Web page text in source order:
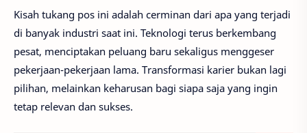
Kisah tukang pos ini adalah cerminan dari apa yang terjadi
di banyak industri saat ini. Teknologi terus berkembang
pesat, menciptakan peluang baru sekaligus menggeser
pekerjaan-pekerjaan lama. Transformasi karier bukan lagi
pilihan, melainkan keharusan bagi siapa saja yang ingin
tetap relevan dan sukses.